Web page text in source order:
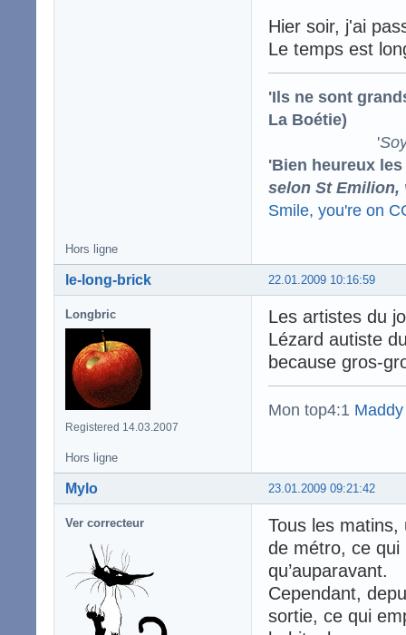
Hier soir, j'ai
Le temps est
'Ils ne sont
La Boétie)
'
'Bien heureux
selon St Emilion,
Smile, you're on
Hors ligne
22.01.2009 10:16:59
le-long-brick
Longbric
Registered 14.03.2007
Les artistes du
Lézard autiste
because gros-
Mon top4:1
Hors ligne
23.01.2009 09:21:42
Mylo
Ver correcteur
Tous les
de métro, ce qui
qu’auparavant.
Cependant,
sortie, ce qui